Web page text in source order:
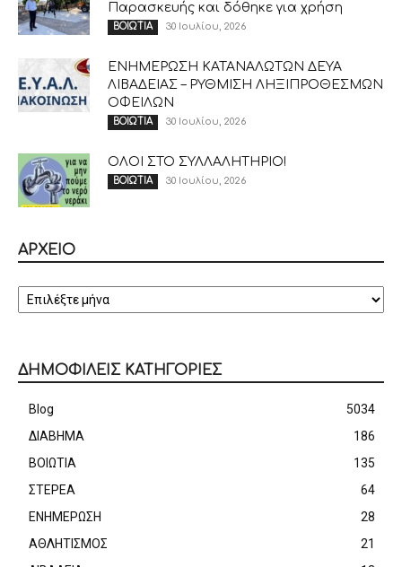
Παρασκευής και δόθηκε για χρήση
ΒΟΙΩΤΙΑ 30 Ιουλίου, 2026
ΕΝΗΜΕΡΩΣΗ ΚΑΤΑΝΑΛΩΤΩΝ ΔΕΥΑ
ΛΙΒΑΔΕΙΑΣ – ΡΥΘΜΙΣΗ ΛΗΞΙΠΡΟΘΕΣΜΩΝ
ΟΦΕΙΛΩΝ
ΒΟΙΩΤΙΑ 30 Ιουλίου, 2026
ΟΛΟΙ ΣΤΟ ΣΥΛΛΑΛΗΤΗΡΙΟ!
ΒΟΙΩΤΙΑ 30 Ιουλίου, 2026
ΑΡΧΕΙΟ
ΑΡΧΕΙΟ
ΔΗΜΟΦΙΛΕΙΣ ΚΑΤΗΓΟΡΙΕΣ
Blog
5034
ΔΙΑΒΗΜΑ
186
ΒΟΙΩΤΙΑ
135
ΣΤΕΡΕΑ
64
ΕΝΗΜΕΡΩΣΗ
28
ΑΘΛΗΤΙΣΜΟΣ
21